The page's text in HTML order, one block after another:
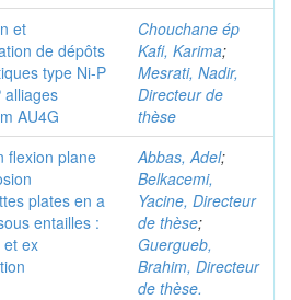
et
de dépôts
type Ni-P
alliages
AU4G
Chouchane ép
Kafi, Karima;
Mesrati, Nadir,
Directeur de
thèse
flexion plane
plates en a
entailles :
et ex
Abbas, Adel;
Belkacemi,
Yacine, Directeur
de thèse;
Guergueb,
Brahim, Directeur
de thèse.